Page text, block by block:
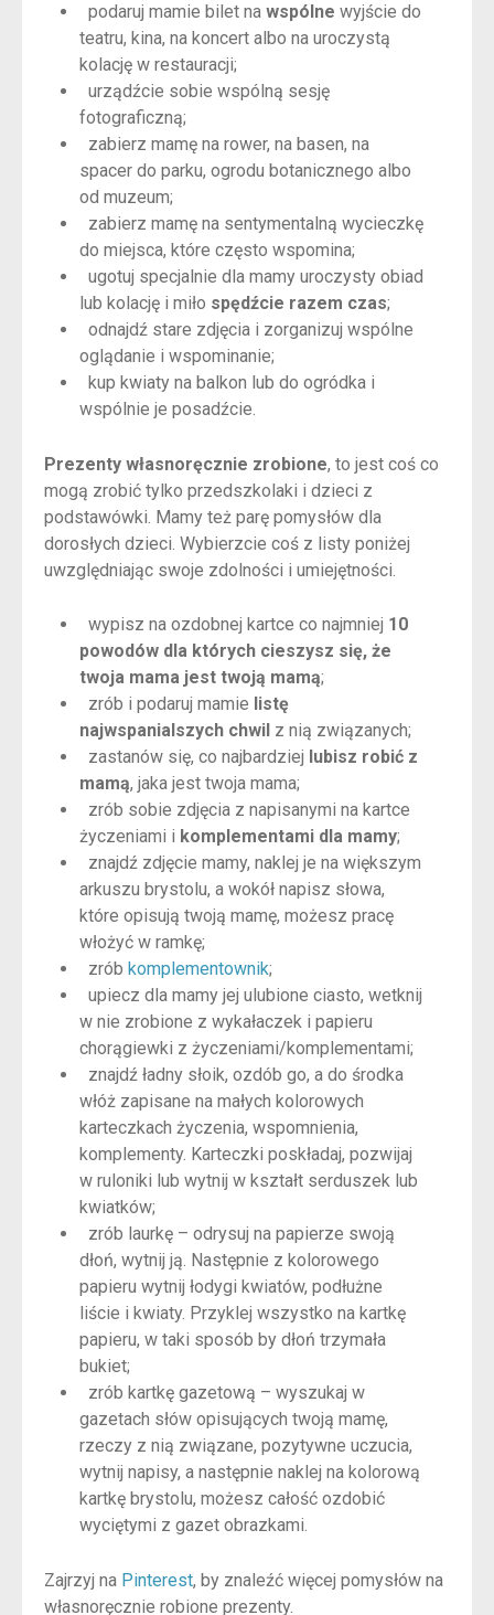
podaruj mamie bilet na wspólne wyjście do
teatru, kina, na koncert albo na uroczystą
kolację w restauracji;
urządźcie sobie wspólną sesję
fotograficzną;
zabierz mamę na rower, na basen, na
spacer do parku, ogrodu botanicznego albo
od muzeum;
zabierz mamę na sentymentalną wycieczkę
do miejsca, które często wspomina;
ugotuj specjalnie dla mamy uroczysty obiad
lub kolację i miło spędźcie razem czas;
odnajdź stare zdjęcia i zorganizuj wspólne
oglądanie i wspominanie;
kup kwiaty na balkon lub do ogródka i
wspólnie je posadźcie.
Prezenty własnoręcznie zrobione, to jest coś co
mogą zrobić tylko przedszkolaki i dzieci z
podstawówki. Mamy też parę pomysłów dla
dorosłych dzieci. Wybierzcie coś z listy poniżej
uwzględniając swoje zdolności i umiejętności.
wypisz na ozdobnej kartce co najmniej 10
powodów dla których cieszysz się, że
twoja mama jest twoją mamą;
zrób i podaruj mamie listę
najwspanialszych chwil z nią związanych;
zastanów się, co najbardziej lubisz robić z
mamą, jaka jest twoja mama;
zrób sobie zdjęcia z napisanymi na kartce
życzeniami i komplementami dla mamy;
znajdź zdjęcie mamy, naklej je na większym
arkuszu brystolu, a wokół napisz słowa,
które opisują twoją mamę, możesz pracę
włożyć w ramkę;
zrób komplementownik;
upiecz dla mamy jej ulubione ciasto, wetknij
w nie zrobione z wykałaczek i papieru
chorągiewki z życzeniami/komplementami;
znajdź ładny słoik, ozdób go, a do środka
włóż zapisane na małych kolorowych
karteczkach życzenia, wspomnienia,
komplementy. Karteczki poskładaj, pozwijaj
w ruloniki lub wytnij w kształt serduszek lub
kwiatków;
zrób laurkę – odrysuj na papierze swoją
dłoń, wytnij ją. Następnie z kolorowego
papieru wytnij łodygi kwiatów, podłużne
liście i kwiaty. Przyklej wszystko na kartkę
papieru, w taki sposób by dłoń trzymała
bukiet;
zrób kartkę gazetową – wyszukaj w
gazetach słów opisujących twoją mamę,
rzeczy z nią związane, pozytywne uczucia,
wytnij napisy, a następnie naklej na kolorową
kartkę brystolu, możesz całość ozdobić
wyciętymi z gazet obrazkami.
Zajrzyj na Pinterest, by znaleźć więcej pomysłów na
własnoręcznie robione prezenty.